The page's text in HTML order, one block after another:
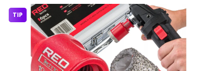
Domácnost
Dětská hřiště
TIP